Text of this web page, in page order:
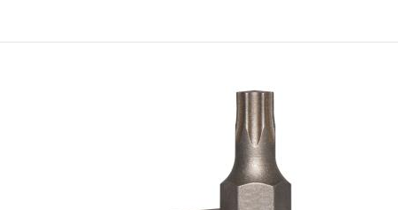
5/16" (8 мм) Бита Torx Т20, L=35 мм (FORCE 1563520)